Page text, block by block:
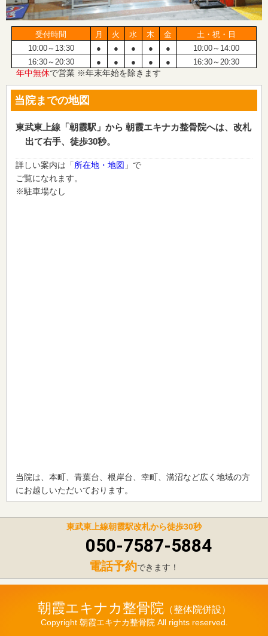
受付時間 月 火 水 木 金
土・祝・日
10:00～13:30
● ● ● ● ●
10:00～14:00
16:30～20:30
● ● ● ● ● 16:30～20:30
年中無休で営業 ※年末年始を除きます
当院までの地図
東武東上線「朝霞駅」から 朝霞エキナカ整骨院へは、改札
出て右手、徒歩30秒。
詳しい案内は「所在地・地図 」で
ご覧になれます。
※駐車場なし
当院は、本町、青葉台、根岸台、幸町、溝沼など広く地域の方
にお越しいただいております。
東武東上線朝霞駅改札から徒歩30秒
050-7587-5884
電話予約できます！
朝霞エキナカ整骨院
Copyright 朝霞エキナカ整骨院 All rights reserved.